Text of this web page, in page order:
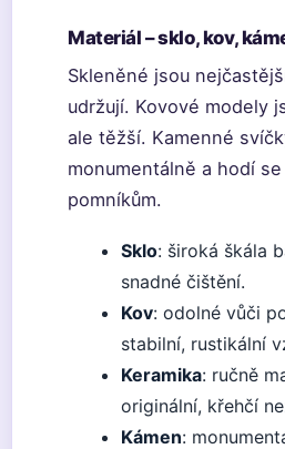
Materiál – sklo, kov,
Skleněné jsou
udržují. Kovové modely
ale těžší. Kamenné
monumentálně a hodí
pomníkům.
Sklo: široká škála
snadné čištění.
Kov: odolné vůči
stabilní, rustikální
Keramika: ručně
originální, křehčí
Kámen: